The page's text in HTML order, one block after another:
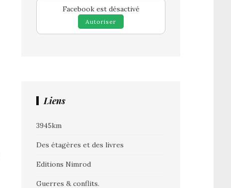
Facebook est désactivé
Autoriser
Liens
3945km
Des étagères et des livres
Editions Nimrod
Guerres & conflits.